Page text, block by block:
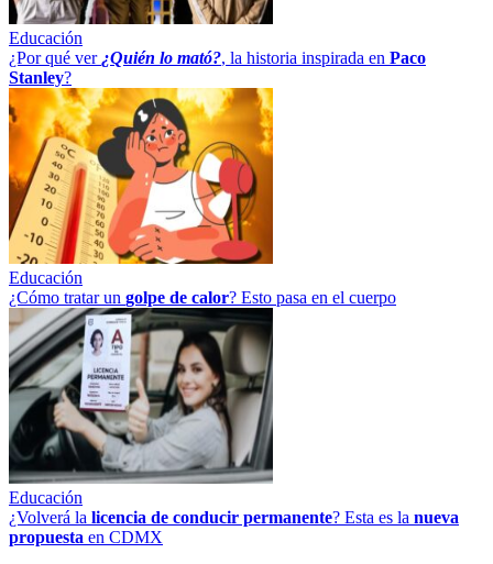
Educación
¿Por qué ver ¿Quién lo mató?, la historia inspirada en Paco
Stanley?
Educación
¿Cómo tratar un golpe de calor? Esto pasa en el cuerpo
Educación
¿Volverá la licencia de conducir permanente? Esta es la nueva
propuesta en CDMX